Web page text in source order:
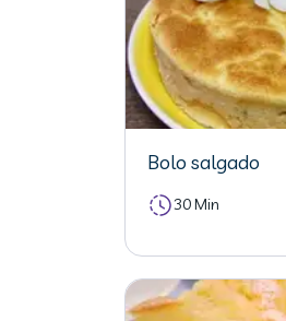
Bolo salgado
30 Min